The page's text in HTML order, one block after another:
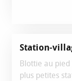
Station-
Blottie au
plus petites